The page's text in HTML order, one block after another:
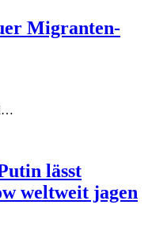
Migranten-
lässt
weltweit jagen